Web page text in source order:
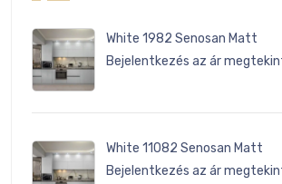
White 1982 Senosan Matt
Bejelentkezés az ár
White 11082 Senosan Matt
Bejelentkezés az ár